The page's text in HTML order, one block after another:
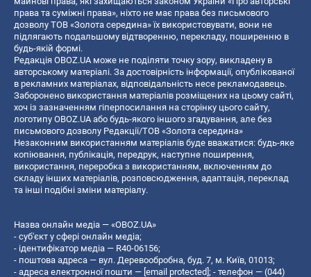
права та суміжні права», ніхто не має права без письмового
дозволу ТОВ «Золота середина» їх використовувати, вони не
підлягають подальшому відтворенню, перекладу, поширенню в
будь-якій формі.
Редакція OBOZ.UA може не поділяти точку зору, викладену в
авторському матеріалі. За достовірність інформації, опублікованої
в рекламних матеріалах, відповідальність несе рекламодавець.
Заборонено використання матеріалів розміщених на цьому сайті,
хоч із зазначенням гіперпосилання на сторінку цього сайту,
логотипу OBOZ.UA або будь-якого іншого згадування, але без
письмового дозволу Редакції/ТОВ «Золота середина»
Незаконним використанням матеріалів буде вважатися: будь-яке
копiювання, публiкацiя, передрук, наступне поширення,
використання, переробка з використанням, включенням до
складу інших матеріалів, розповсюдження, адаптація, переклад
та інші подібні зміни матеріалу.
Назва онлайн медіа — «OBOZ.UA»
- суб'єкт у сфері онлайн медіа;
- ідентифікатор медіа — R40-06156;
- поштова адреса — вул. Деревообробна, буд. 7, м. Київ, 01013;
- адреса електронної пошти — [email protected]; - телефон — (044)